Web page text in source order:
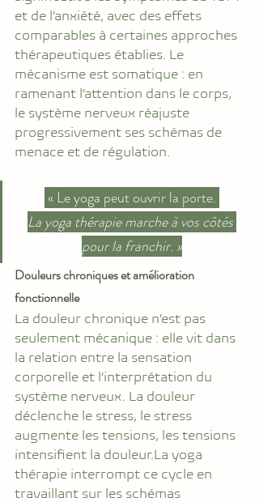
et de l’anxiété, avec des effets
comparables à certaines approches
thérapeutiques établies. Le
mécanisme est somatique : en
ramenant l’attention dans le corps,
le système nerveux réajuste
progressivement ses schémas de
menace et de régulation.
« Le yoga peut ouvrir la porte.
La yoga thérapie marche à vos côtés
pour la franchir. »
Douleurs chroniques et amélioration
fonctionnelle
La douleur chronique n’est pas
seulement mécanique : elle vit dans
la relation entre la sensation
corporelle et l’interprétation du
système nerveux. La douleur
déclenche le stress, le stress
augmente les tensions, les tensions
intensifient la douleur.La yoga
thérapie interrompt ce cycle en
travaillant sur les schémas